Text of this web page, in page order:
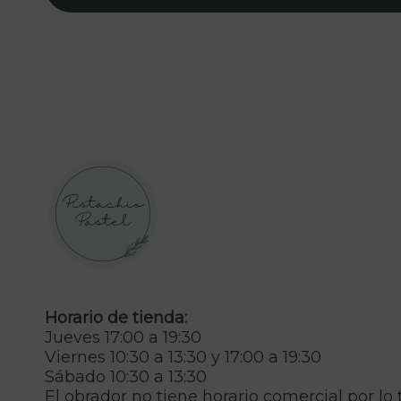
Horario de tienda:
Jueves 17:00 a 19:30
Viernes 10:30 a 13:30 y 17:00 a 19:30
Sábado 10:30 a 13:30
El obrador no tiene horario comercial por lo